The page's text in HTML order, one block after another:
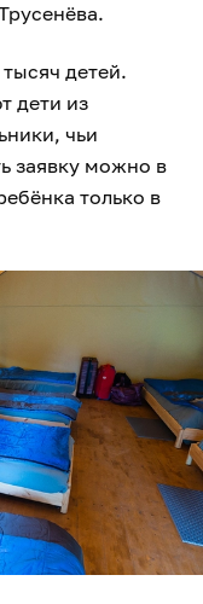
детей.
дети из
чьи
заявку можно в
только в